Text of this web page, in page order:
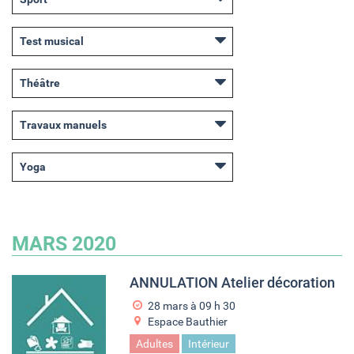
Test musical
Théâtre
Travaux manuels
Yoga
MARS 2020
ANNULATION Atelier décoration
28 mars à 09 h 30
Espace Bauthier
Adultes
Intérieur